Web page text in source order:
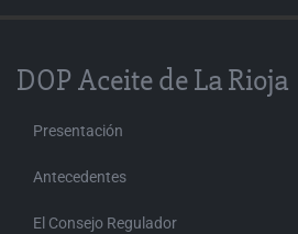
DOP Aceite de La Rioja
Presentación
Antecedentes
El Consejo Regulador